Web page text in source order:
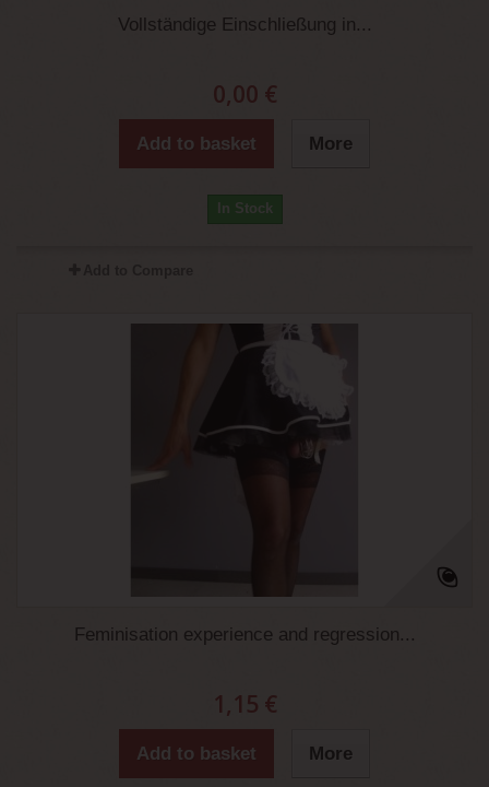
Vollständige Einschließung in...
0,00 €
Add to basket More
In Stock
Feminisation experience and regression...
1,15 €
Add to basket More